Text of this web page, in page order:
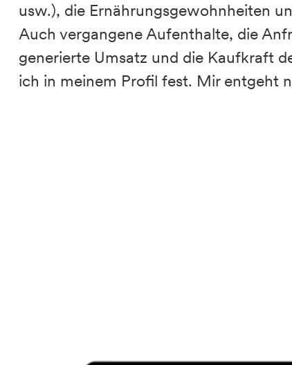
usw.), die Ernährungsgewohnheiten
Auch vergangene Aufenthalte, die
generierte Umsatz und die Kaufkraft
ich in meinem Profil fest. Mir entgeht